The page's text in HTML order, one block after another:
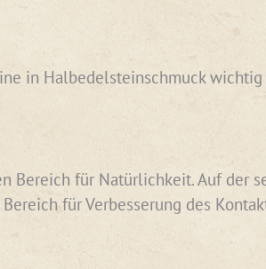
in Halbedelsteinschmuck
für Natürlichkeit. Auf der
für Verbesserung des